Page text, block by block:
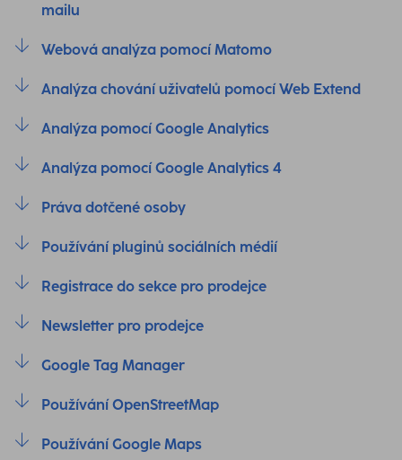
mailu
Webová analýza pomocí Matomo
Analýza chování uživatelů pomocí Web Extend
Analýza pomocí Google Analytics
Analýza pomocí Google Analytics 4
Práva dotčené osoby
Používání pluginů sociálních médií
Registrace do sekce pro prodejce
Newsletter pro prodejce
Google Tag Manager
Používání OpenStreetMap
Používání Google Maps